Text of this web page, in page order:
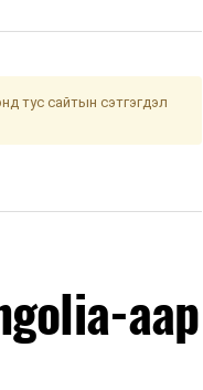
тус сайтын сэтгэгдэл
аар